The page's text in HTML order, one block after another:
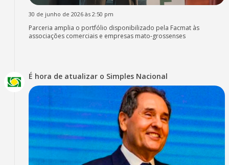
30 de junho de 2026 às 2:50 pm
Parceria amplia o portfólio disponibilizado pela Facmat às
associações comerciais e empresas mato-grossenses
É hora de atualizar o Simples Nacional